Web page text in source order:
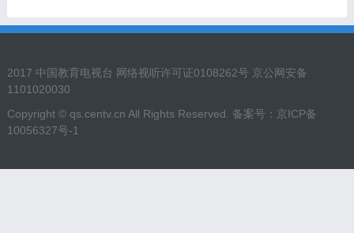
2017 中国教育电视台 网络视听许可证0108262号 京公网安备
1101020030
Copyright © qs.centv.cn All Rights Reserved. 备案号： 京ICP备
10056327号-1